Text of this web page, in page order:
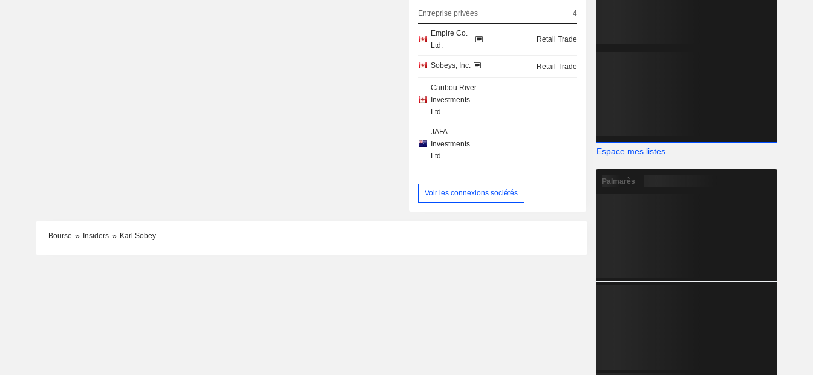
Entreprise privées 4
Empire Co.
Ltd.
Retail Trade
Sobeys, Inc. Retail Trade
Caribou River
Investments
Ltd.
JAFA
Investments
Ltd.
Voir les connexions sociétés
Bourse Insiders Karl Sobey
Espace mes listes
Palmarès